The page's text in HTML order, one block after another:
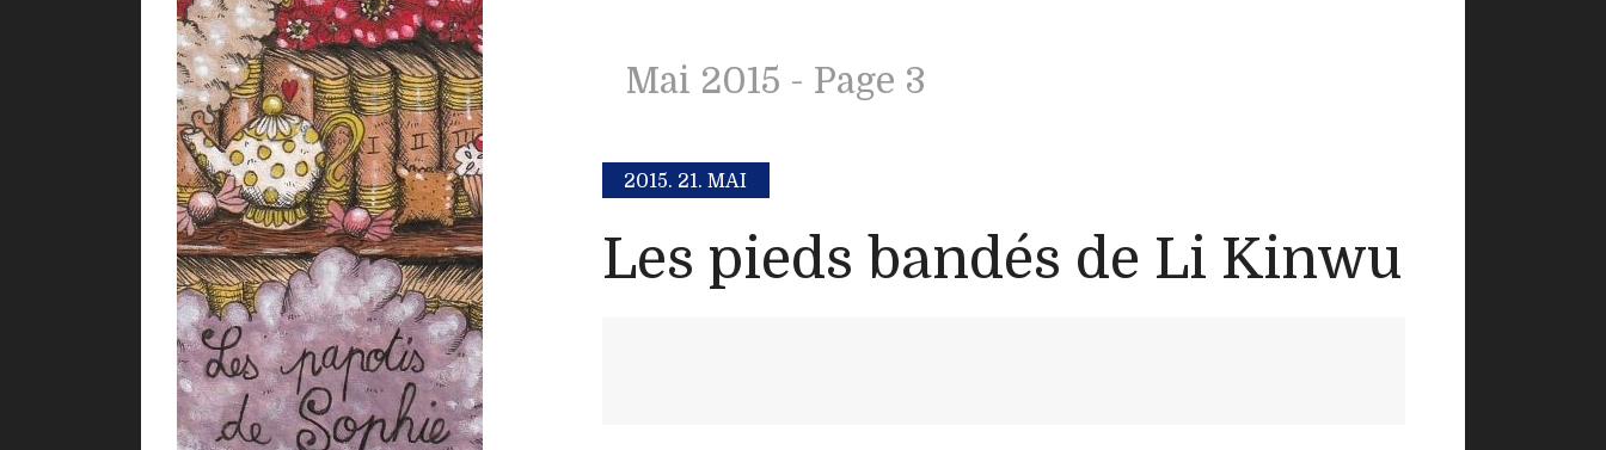
Mai 2015 - Page 3
2015. 21. MAI
Les pieds bandés de Li Kinwu